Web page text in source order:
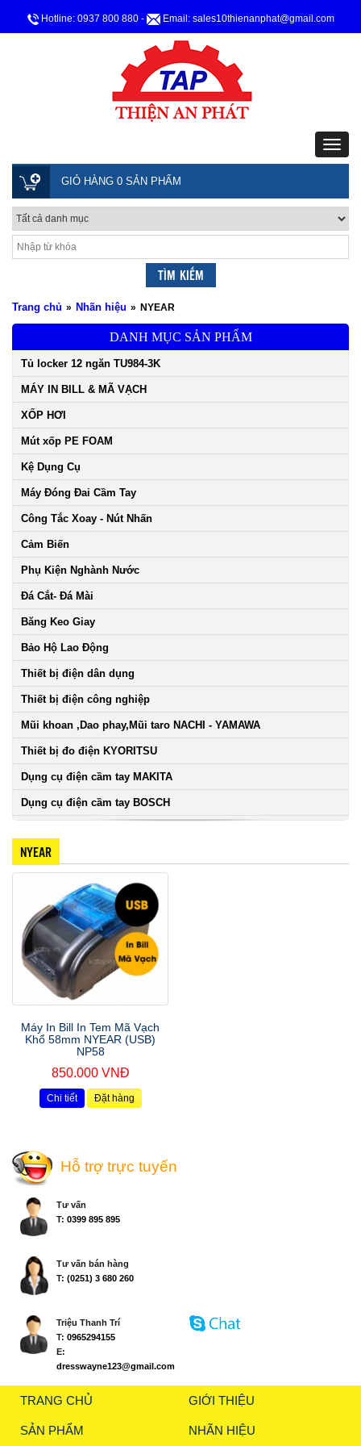
Hotline: 0937 800 880 - Email: sales10thienanphat@gmail.com
GIỎ HÀNG 0 SẢN PHẨM
Trang chủ » Nhãn hiệu » NYEAR
DANH MỤC SẢN PHẨM
Tủ locker 12 ngăn TU984-3K
MÁY IN BILL & MÃ VẠCH
XỐP HƠI
Mút xốp PE FOAM
Kệ Dụng Cụ
Máy Đóng Đai Cầm Tay
Công Tắc Xoay - Nút Nhấn
Cảm Biến
Phụ Kiện Nghành Nước
Đá Cắt- Đá Mài
Băng Keo Giay
Bảo Hộ Lao Động
Thiết bị điện dân dụng
Thiết bị điện công nghiệp
Mũi khoan ,Dao phay,Mũi taro NACHI - YAMAWA
Thiết bị đo điện KYORITSU
Dụng cụ điện cầm tay MAKITA
Dụng cụ điện cầm tay BOSCH
NYEAR
Máy In Bill In Tem Mã Vạch
Khổ 58mm NYEAR (USB)
NP58
850.000 VNĐ
Chi tiết Đặt hàng
Hỗ trợ trực tuyến
Tư vấn
T: 0399 895 895
Tư vấn bán hàng
T: (0251) 3 680 260
Triệu Thanh Trí
T: 0965294155
E:
dresswayne123@gmail.com
TRANG CHỦ GIỚI THIỆU
SẢN PHẨM NHÃN HIỆU